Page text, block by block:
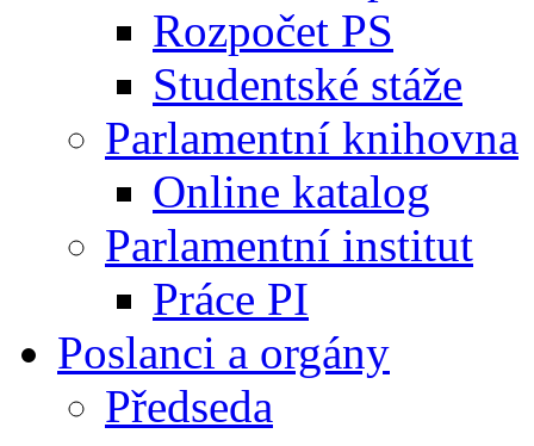
Rozpočet PS
Studentské stáže
Parlamentní knihovna
Online katalog
Parlamentní institut
Práce PI
Poslanci a orgány
Předseda